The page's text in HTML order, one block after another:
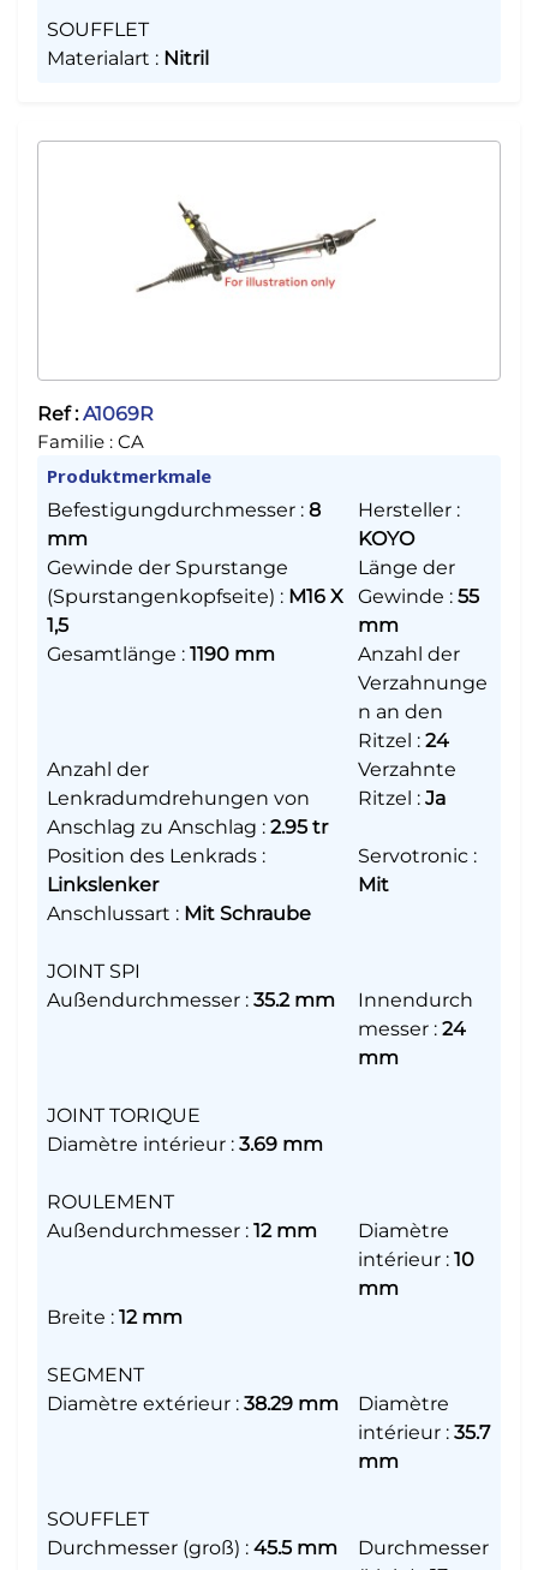
SOUFFLET
Materialart : Nitril
Ref :A1069R
Familie : CA
Produktmerkmale
Befestigungdurchmesser : 8
mm
Hersteller :
KOYO
Gewinde der Spurstange
(Spurstangenkopfseite) : M16 X
1,5
Länge der
Gewinde : 55
mm
Gesamtlänge : 1190 mm
Anzahl der
Verzahnunge
n an den
Ritzel : 24
Anzahl der
Lenkradumdrehungen von
Anschlag zu Anschlag : 2.95 tr
Verzahnte
Ritzel : Ja
Position des Lenkrads :
Linkslenker
Servotronic :
Mit
Anschlussart : Mit Schraube
JOINT SPI
Außendurchmesser : 35.2 mm
Innendurch
messer : 24
mm
JOINT TORIQUE
Diamètre intérieur : 3.69 mm
ROULEMENT
Außendurchmesser : 12 mm
Diamètre
intérieur : 10
mm
Breite : 12 mm
SEGMENT
Diamètre extérieur : 38.29 mm
Diamètre
intérieur : 35.7
mm
SOUFFLET
Durchmesser (groß) : 45.5 mm
Durchmesser